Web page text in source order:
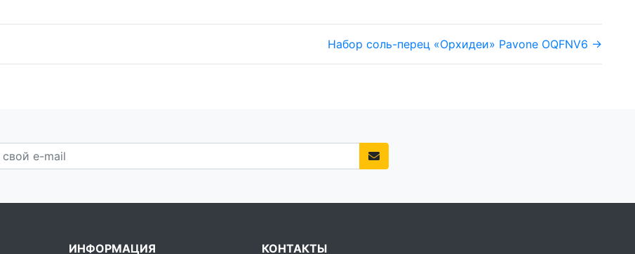
Набор соль-перец «Орхидеи» Pavone OQFNV6 →
ИНФОРМАЦИЯ КОНТАКТЫ